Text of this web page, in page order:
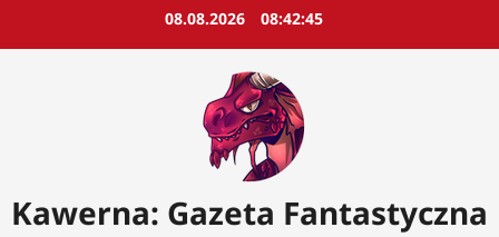
08.08.2026 08:42:47
Kawerna: Gazeta Fantastyczna